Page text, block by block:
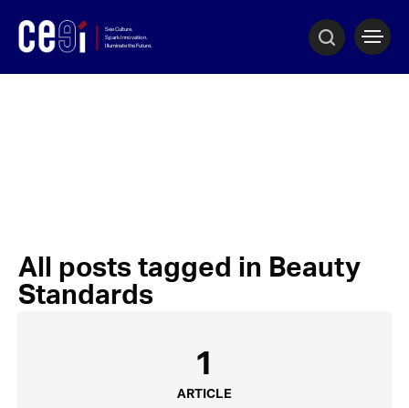
All posts tagged in Beauty
Standards
1
ARTICLE